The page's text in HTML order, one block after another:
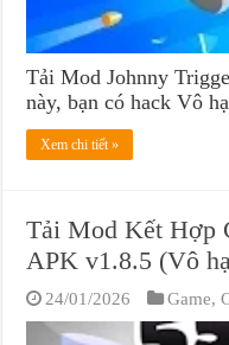
Tải Mod Johnny
này, bạn có hack Vô
Xem chi tiết »
Tải Mod Kết Hợp
APK v1.8.5 (Vô
24/01/2026 Game,